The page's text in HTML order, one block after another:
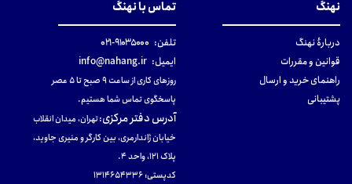
نهنگ
دربارهٔ نهنگ
قوانین و مقررات
راهنمای خرید و ارسال
پشتیبانی
تماس با نهنگ
تلفن: ۹۱۰۳۵۰۰۰-۰۲۱
ایمیل: info@nahang.ir
روزهای کاری از ساعت ۹ صبح تا ۵ عصر
پاسخگوی تماس شما هستیم.
آدرس دفتر مرکزی:تهران، میدان انقلاب
خیابان ژاندارمری، بین کارگر و منیری جاوید،
پلاک 121، واحد ۴.
کدپستی: 131465433۶